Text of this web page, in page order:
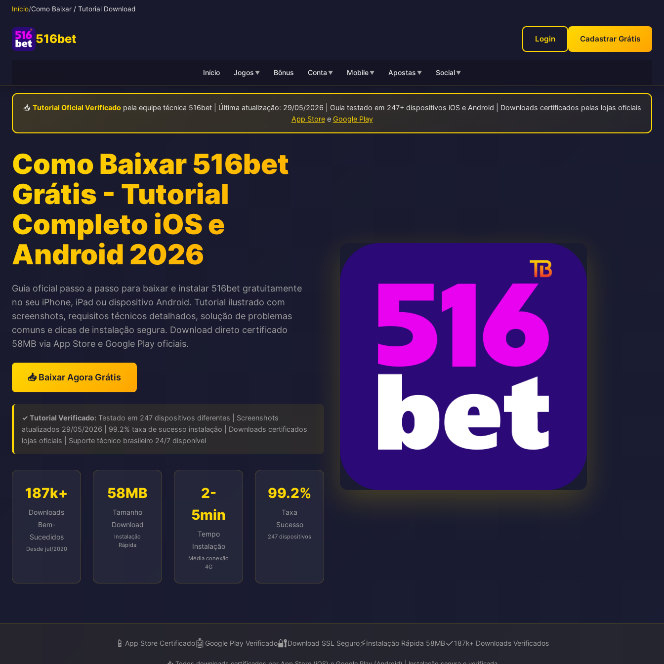
Início/Como Baixar / Tutorial Download
516bet Login Cadastrar Grátis
Início Jogos ▼ Bônus Conta ▼ Mobile ▼ Apostas ▼ Social ▼
📥 Tutorial Oficial Verificadopela equipe técnica 516bet | Última atualização: 29/05/2026 | Guia testado em 247+ dispositivos iOS e Android | Downloads certificados pelas lojas oficiais
App Storee Google Play
Como Baixar 516bet
Grátis - Tutorial
Completo iOS e
Android 2026
Guia oficial passo a passo para baixar e instalar 516bet gratuitamente
no seu iPhone, iPad ou dispositivo Android. Tutorial ilustrado com
screenshots, requisitos técnicos detalhados, solução de problemas
comuns e dicas de instalação segura. Download direto certificado
58MB via App Store e Google Play oficiais.
📥 Baixar Agora Grátis
✓ Tutorial Verificado: Testado em 247 dispositivos diferentes | Screenshots
atualizados 29/05/2026 | 99.2% taxa de sucesso instalação | Downloads certificados
lojas oficiais | Suporte técnico brasileiro 24/7 disponível
187k+
Downloads
Bem-
Sucedidos
Desde jul/2020
58MB
Tamanho
Download
Instalação
Rápida
2-
5min
Tempo
Instalação
Média conexão
4G
99.2%
Taxa
Sucesso
247 dispositivos
📱 App Store Certificado🤖 Google Play Verificado🔐Download SSL Seguro⚡Instalação Rápida 58MB✓187k+ Downloads Verificados